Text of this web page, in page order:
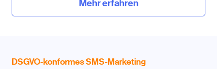
Mehr erfahren
DSGVO-konformes SMS-Marketing